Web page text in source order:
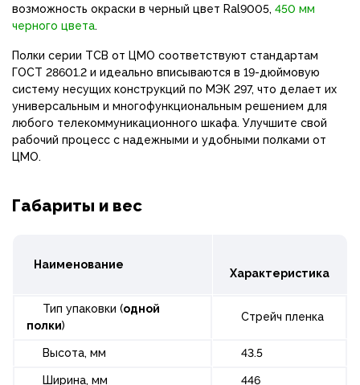
возможность окраски в черный цвет Ral9005, 450 мм
черного цвета.
Полки серии ТСВ от ЦМО соответствуют стандартам
ГОСТ 28601.2 и идеально вписываются в 19-дюймовую
систему несущих конструкций по МЭК 297, что делает их
универсальным и многофункциональным решением для
любого телекоммуникационного шкафа. Улучшите свой
рабочий процесс с надежными и удобными полками от
ЦМО.
Габариты и вес
Наименование
Характеристика
Тип упаковки (одной
полки)
Стрейч пленка
Высота, мм 43.5
Ширина, мм 446